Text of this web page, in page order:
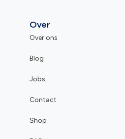
Over
Over ons
Blog
Jobs
Contact
Shop